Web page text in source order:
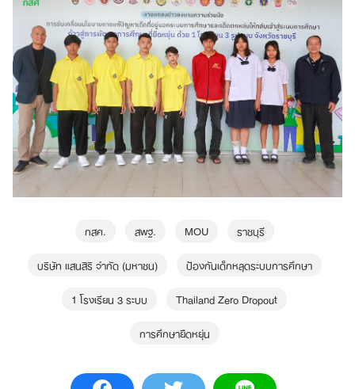
กสศ. สพฐ. MOU
ราชบุรี
บริษัท แสนสิริ จำกัด (มหาชน)
ป้องกันเด็กหลุดระบบการศึกษา
1 โรงเรียน 3 ระบบ
Thailand Zero Dropout
การศึกษายืดหยุ่น